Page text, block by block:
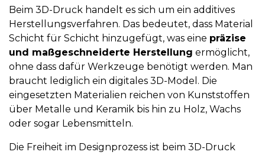
Beim 3D-Druck handelt es sich um ein additives
Herstellungsverfahren. Das bedeutet, dass Material
Schicht für Schicht hinzugefügt, was eine präzise
und maßgeschneiderte Herstellung ermöglicht,
ohne dass dafür Werkzeuge benötigt werden. Man
braucht lediglich ein digitales 3D-Model. Die
eingesetzten Materialien reichen von Kunststoffen
über Metalle und Keramik bis hin zu Holz, Wachs
oder sogar Lebensmitteln.
Die Freiheit im Designprozess ist beim 3D-Druck